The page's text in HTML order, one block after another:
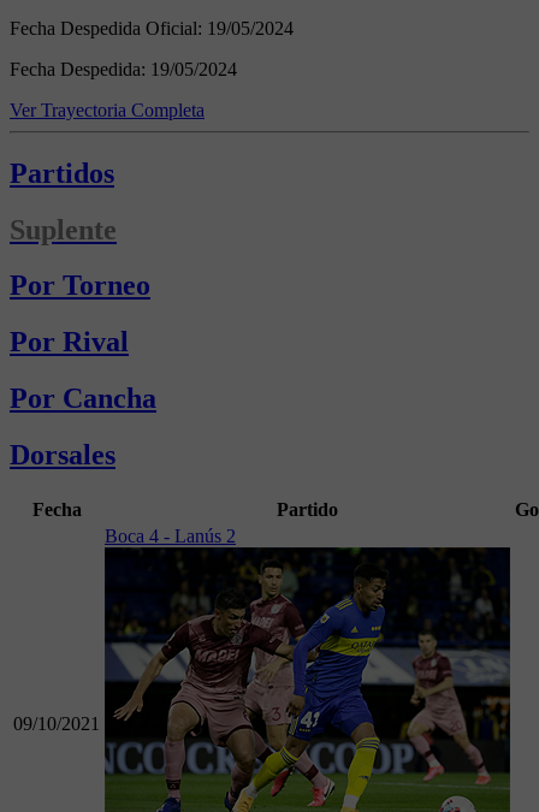
Fecha Despedida Oficial: 19/05/2024
Fecha Despedida: 19/05/2024
Ver Trayectoria Completa
Partidos
Suplente
Por Torneo
Por Rival
Por Cancha
Dorsales
Fecha Partido
09/10/2021
Boca 4 - Lanús 2